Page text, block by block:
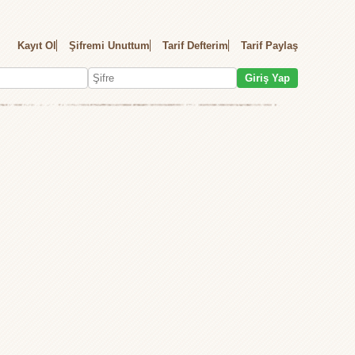
Kayıt Ol Şifremi Unuttum Tarif Defterim Tarif Paylaş
Giriş Yap